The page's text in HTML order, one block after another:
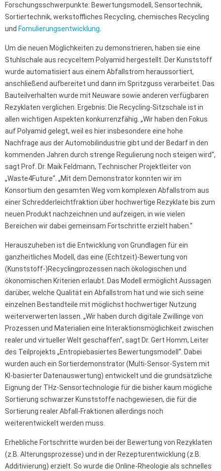
Forschungsschwerpunkte: Bewertungsmodell, Sensortechnik,
Sortiertechnik, werkstoffliches Recycling, chemisches Recycling
und Fomulierungsentwicklung.
Um die neuen Möglichkeiten zu demonstrieren, haben sie eine
Stuhlschale aus recyceltem Polyamid hergestellt. Der Kunststoff
wurde automatisiert aus einem Abfallstrom heraussortiert,
anschließend aufbereitet und dann im Spritzguss verarbeitet. Das
Bauteilverhalten wurde mit Neuware sowie anderen verfügbaren
Rezyklaten verglichen. Ergebnis: Die Recycling-Sitzschale ist in
allen wichtigen Aspekten konkurrenzfähig. „Wir haben den Fokus
auf Polyamid gelegt, weil es hier insbesondere eine hohe
Nachfrage aus der Automobilindustrie gibt und der Bedarf in den
kommenden Jahren durch strenge Regulierung noch steigen wird“,
sagt Prof. Dr. Maik Feldmann, Technischer Projektleiter von
„Waste4Future“. „Mit dem Demonstrator konnten wir im
Konsortium den gesamten Weg vom komplexen Abfallstrom aus
einer Schredderleichtfraktion über hochwertige Rezyklate bis zum
neuen Produkt nachzeichnen und aufzeigen, in wie vielen
Bereichen wir dabei gemeinsam Fortschritte erzielt haben.“
Herauszuheben ist die Entwicklung von Grundlagen für ein
ganzheitliches Modell, das eine (Echtzeit)-Bewertung von
(Kunststoff-)Recyclingprozessen nach ökologischen und
ökonomischen Kriterien erlaubt. Das Modell ermöglicht Aussagen
darüber, welche Qualität ein Abfallstrom hat und wie sich seine
einzelnen Bestandteile mit möglichst hochwertiger Nutzung
weiterverwerten lassen. „Wir haben durch digitale Zwillinge von
Prozessen und Materialien eine Interaktionsmöglichkeit zwischen
realer und virtueller Welt geschaffen“, sagt Dr. Gert Homm, Leiter
des Teilprojekts „Entropiebasiertes Bewertungsmodell“. Dabei
wurden auch ein Sortierdemonstrator (Multi-Sensor-System mit
KI-basierter Datenauswertung) entwickelt und die grundsätzliche
Eignung der THz-Sensortechnologie für die bisher kaum mögliche
Sortierung schwarzer Kunststoffe nachgewiesen, die für die
Sortierung realer Abfall-Fraktionen allerdings noch
weiterentwickelt werden muss.
Erhebliche Fortschritte wurden bei der Bewertung von Rezyklaten
(z.B. Alterungsprozesse) und in der Rezepturentwicklung (z.B.
Additivierung) erzielt. So wurde die Online-Rheologie als schnelles